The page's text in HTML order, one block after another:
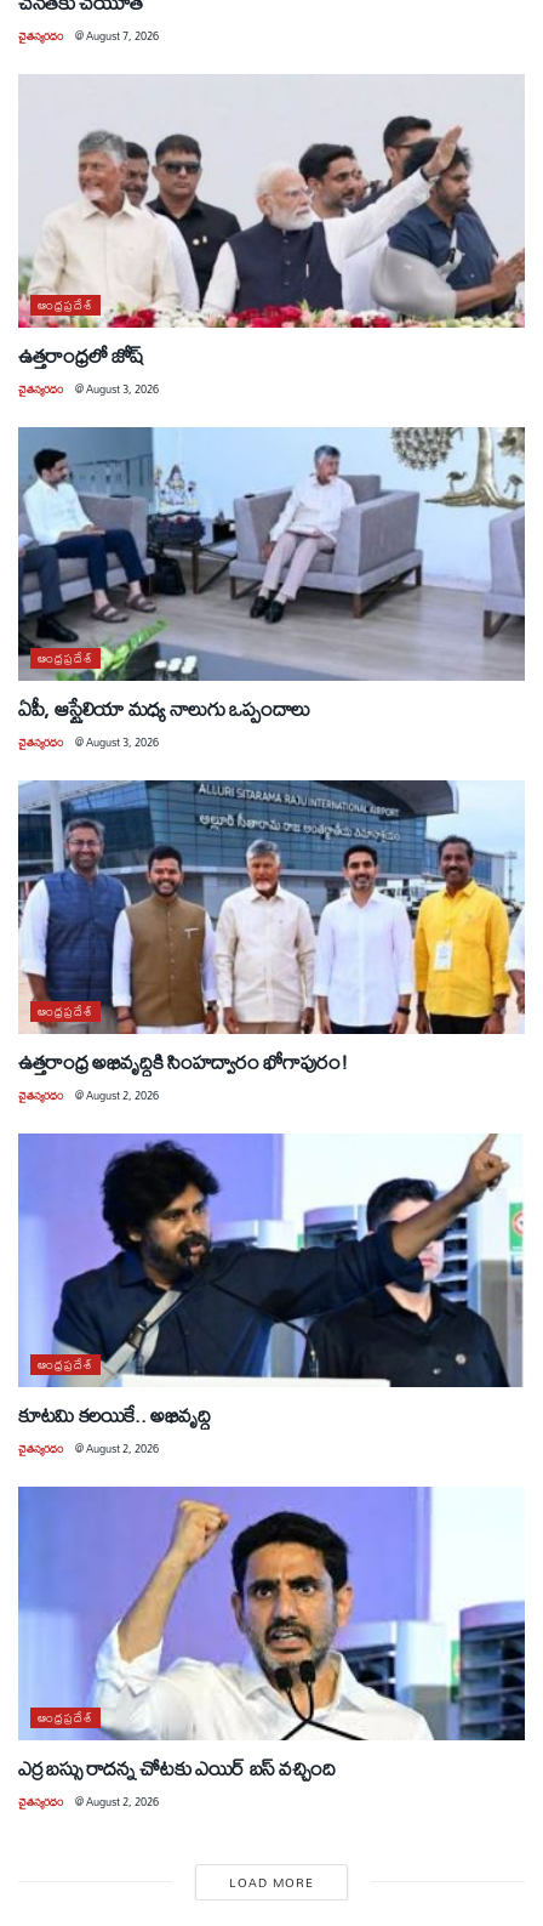
చైతన్యరధం @August 7, 2026
ఆంధ్రప్రదేశ్
ఉత్తరాంధ్రలో జోష్
చైతన్యరధం @August 3, 2026
ఆంధ్రప్రదేశ్
ఏపీ, ఆస్ట్రేలియా మధ్య నాలుగు ఒప్పందాలు
చైతన్యరధం @August 3, 2026
ఆంధ్రప్రదేశ్
ఉత్తరాంధ్ర అభివృద్ధికి సింహద్వారం భోగాపురం!
చైతన్యరధం @August 2, 2026
ఆంధ్రప్రదేశ్
కూటమి కలయికే.. అభివృద్ధి
చైతన్యరధం @August 2, 2026
ఆంధ్రప్రదేశ్
ఎర్ర బస్సు రాదన్న చోటకు ఎయిర్ బస్ వచ్చింది
చైతన్యరధం @August 2, 2026
LOAD MORE